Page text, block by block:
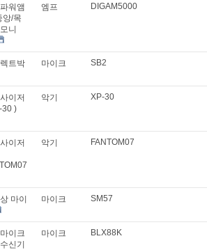
워앰
앙/목
니
엠프 DIGAM5000
트박
마이크 SB2
이저
30 )
악기 XP-30
이저
악기 FANTOM07
마이
마이크 SM57
이크
신기
마이크 BLX88K